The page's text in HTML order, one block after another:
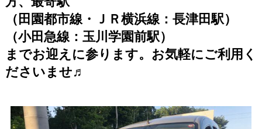
（田園都市線・ＪＲ横浜線：長津田駅）
（小田急線：玉川学園前駅）
までお迎えに参ります。お気軽にご利用く
ださいませ♬